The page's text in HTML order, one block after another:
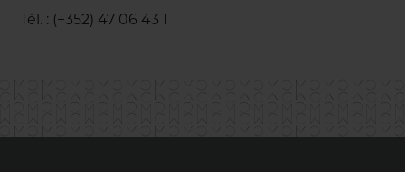
Tél. : (+352) 47 06 43 1